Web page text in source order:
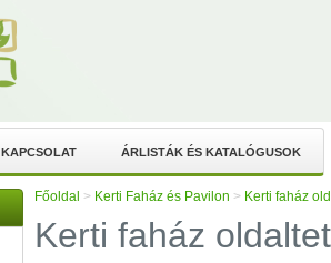
KAPCSOLAT ÁRLISTÁK ÉS KATALÓGUSOK
Főoldal > Kerti Faház és Pavilon > Kerti faház
Kerti faház